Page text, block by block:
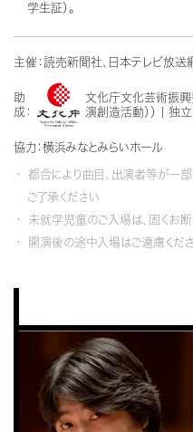
学生証）。
主催：読売新聞社、日本テレビ放送
助
成：
文化庁文化芸術振興
演創造活動）） | 独
協力：横浜みなとみらいホール
都合により曲目、出演者等が一部
ご了承ください
未就学児童のご入場は、固くお断
開演後の途中入場はご遠慮くだ